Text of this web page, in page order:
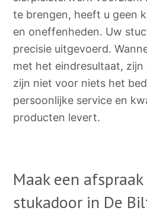
te brengen, heeft u geen
en oneffenheden. Uw
precisie uitgevoerd.
met het eindresultaat,
zijn niet voor niets het
persoonlijke service en
producten levert.
Maak een
stukadoor in De